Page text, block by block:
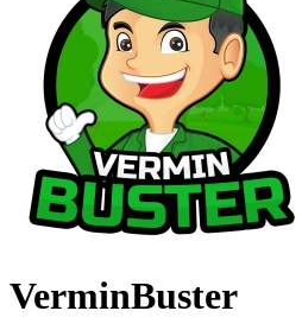
VerminBuster